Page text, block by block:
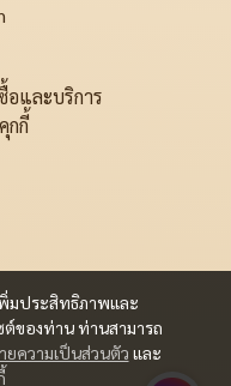
พิ่มประสิทธิภาพและ
ต์ของท่าน ท่านสามารถ
ยความเป็นส่วนตัว และ
อและบริการ
กกี้